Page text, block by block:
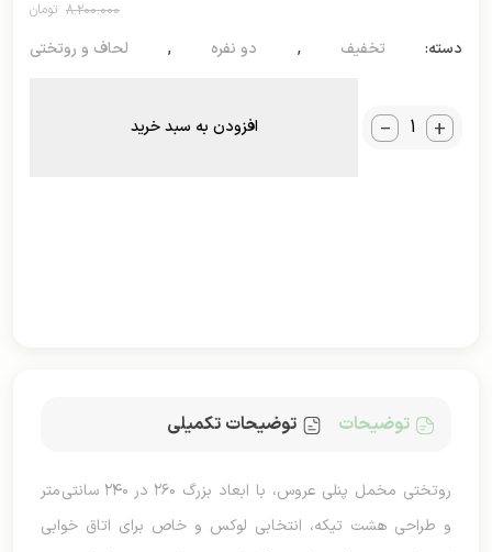
8.200.000
دسته: تخفیف , دو نفره , لحاف و روتختی
_ + افزودن به سبد خرید
توضیحات توضیحات تکمیلی
روتختی مخمل پنلی عروس، با ابعاد بزرگ ۲۶۰ در ۲۴۰ سانتی‌متر
و طراحی هشت تیکه، انتخابی لوکس و خاص برای اتاق خوابی